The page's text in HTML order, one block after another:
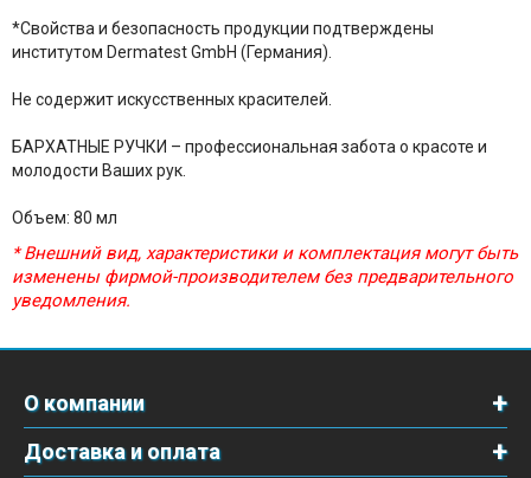
*Свойства и безопасность продукции подтверждены
институтом Dermatest GmbH (Германия).
Не содержит искусственных красителей.
БАРХАТНЫЕ РУЧКИ – профессиональная забота о красоте и
молодости Ваших рук.
Объем: 80 мл
* Внешний вид, характеристики и комплектация могут быть
изменены фирмой-производителем без предварительного
уведомления.
О компании
Доставка и оплата